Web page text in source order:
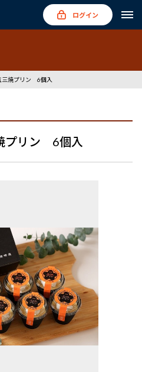
ログイン
焼プリン 6個入
プリン 6個入